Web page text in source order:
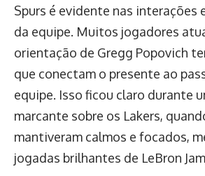
Spurs é evidente nas interações
da equipe. Muitos jogadores
orientação de Gregg Popovich
que conectam o presente ao
equipe. Isso ficou claro durante
marcante sobre os Lakers,
mantiveram calmos e focados,
jogadas brilhantes de LeBron